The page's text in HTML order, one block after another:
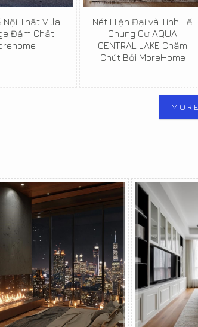
Nội Thất Villa
Đậm Chất
Nét Hiện Đại và Tinh Tế
Chung Cư AQUA
CENTRAL LAKE Chăm
Chút Bởi MoreHome